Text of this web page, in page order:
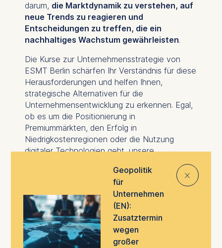
Geopolitik
für
Unternehmen
(EN):
Zusatztermin
wegen
großer
⨯
darum, die Marktdynamik zu verstehen, auf
neue Trends zu reagieren und
Entscheidungen zu treffen, die ein
nachhaltiges Wachstum gewährleisten.
Die Kurse zur Unternehmensstrategie von
ESMT Berlin schärfen Ihr Verständnis für diese
Herausforderungen und helfen Ihnen,
strategische Alternativen für die
Unternehmensentwicklung zu erkennen. Egal,
ob es um die Positionierung in
Premiummärkten, den Erfolg in
Niedrigkostenregionen oder die Nutzung
digitaler Technologien geht, unsere
Programme rüsten Führungskräfte dafür aus,
die Veränderungen in der Branche effektiv zu
bewältigen. Mit einer Mischung aus
sorgfältiger Analyse und praktischer
Anwendung entwickeln die Teilnehmenden
umsetzbare Strategien, die gewährleisten,
dass ihre Unternehmen wettbewerbs- und
widerstandsfähig bleiben.